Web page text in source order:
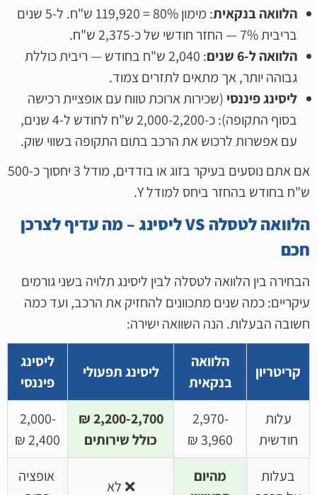
הלוואה בנקאית
: מימון 80% = 119,920 ש"ח. ל-5 שנים
בריבית 7% — החזר חודשי של כ-2,375 ש"ח.
הלוואה ל-6 שנים
: 2,040 ש"ח בחודש — ריבית כוללת
גבוהה יותר, אך מתאים לתזרים צמוד.
ליסינג פיננסי (שכירות ארוכת טווח עם אופציית רכישה
בסוף התקופה): כ-2,000-2,200 ש"ח לחודש ל-4 שנים,
עם אפשרות לרכוש את הרכב בתום התקופה בשווי שוק.
אם אתם נוסעים בעיקר בזוג או בודדים, מודל 3 יחסוך כ-500
ש"ח בחודש בהחזר ביחס למודל Y.
הלוואה לטסלה VS ליסינג – מה עדיף לצרכן
חכם
הבחירה בין הלוואה לטסלה לבין ליסינג תלויה בשני גורמים
עיקריים: כמה שנים מתכוונים להחזיק את הרכב, ועד כמה
חשובה הבעלות. הנה השוואה ישירה:
קריטריון
הלוואה
בנקאית
ליסינג תפעולי
ליסינג
פיננסי
עלות
חודשית
2,970-
3,960 ₪
2,200-2,700 ₪
כולל שירותים
2,000-
2,400 ₪
בעלות
מהיום
❌ לא
אופציה